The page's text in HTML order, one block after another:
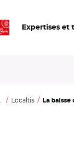
Expertises et
Localtis La